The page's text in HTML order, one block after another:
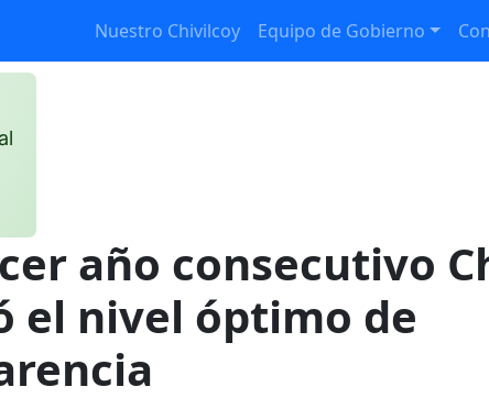
Nuestro Chivilcoy Equipo de Gobierno
año consecutivo
el nivel óptimo de